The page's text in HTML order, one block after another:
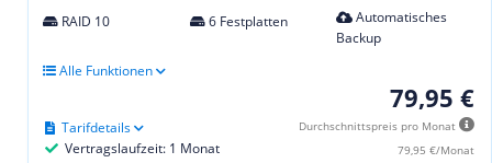
RAID 10 6 Festplatten
Automatisches
Backup
Alle Funktionen
79,95 €
Durchschnittspreis pro Monat
79,95 €/Monat
Vertragslaufzeit: 1 Monat
Tarifdetails